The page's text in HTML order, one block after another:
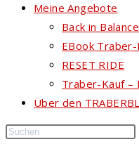
Meine Angebote
Back in
EBook
RESET RIDE
Traber-Kauf –
Über den